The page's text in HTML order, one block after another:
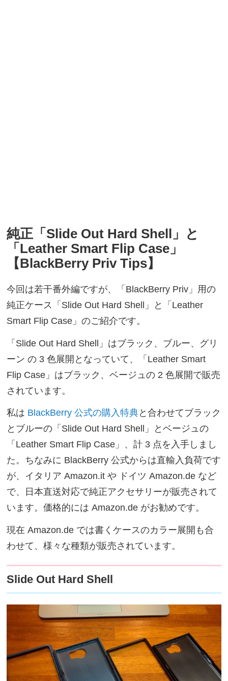
純正「Slide Out Hard Shell」と
「Leather Smart Flip Case」
【BlackBerry Priv Tips】
今回は若干番外編ですが、「BlackBerry Priv」用の
純正ケース「Slide Out Hard Shell」と「Leather
Smart Flip Case」のご紹介です。
「Slide Out Hard Shell」はブラック、ブルー、グリ
ーン の 3 色展開となっていて、「Leather Smart
Flip Case」はブラック、ベージュの 2 色展開で販売
されています。
私は BlackBerry 公式の購入特典と合わせてブラック
とブルーの「Slide Out Hard Shell」とベージュの
「Leather Smart Flip Case」、計 3 点を入手しまし
た。ちなみに BlackBerry 公式からは直輸入負荷です
が、イタリア Amazon.it や ドイツ Amazon.de など
で、日本直送対応で純正アクセサリーが販売されて
います。価格的には Amazon.de がお勧めです。
現在 Amazon.de では書くケースのカラー展開も合
わせて、様々な種類が販売されています。
Slide Out Hard Shell